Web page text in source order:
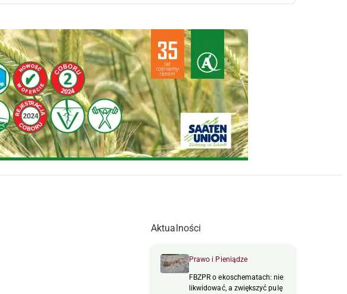
Aktualności
Prawo i Pieniądze
FBZPR o ekoschematach: nie
likwidować, a zwiększyć pulę